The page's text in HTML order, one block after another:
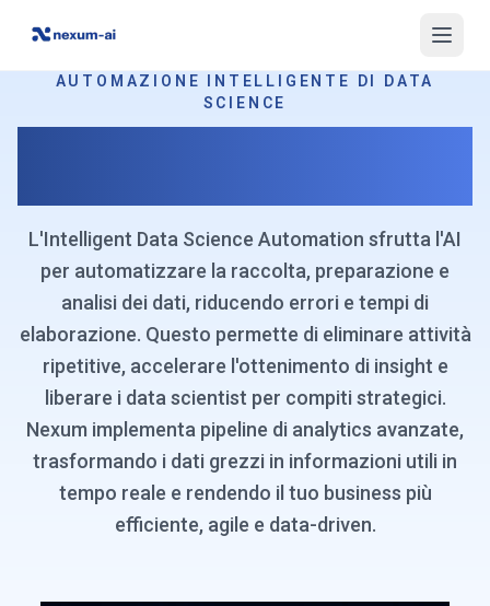
AUTOMAZIONE INTELLIGENTE DI DATA
SCIENCE
L'Intelligent Data Science Automation sfrutta l'AI
per automatizzare la raccolta, preparazione e
analisi dei dati, riducendo errori e tempi di
elaborazione. Questo permette di eliminare attività
ripetitive, accelerare l'ottenimento di insight e
liberare i data scientist per compiti strategici.
Nexum implementa pipeline di analytics avanzate,
trasformando i dati grezzi in informazioni utili in
tempo reale e rendendo il tuo business più
efficiente, agile e data-driven.